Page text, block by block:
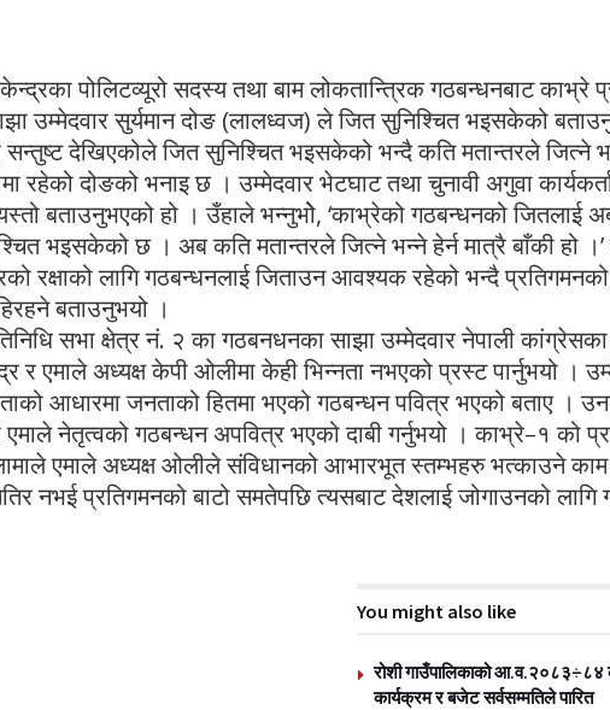
पोलिटव्यूरो सदस्य तथा बाम लोकतान्त्रिक गठबन्धनबाट काभ्रे
उम्मेदवार सुर्यमान दोङ (लालध्वज) ले जित सुनिश्चित भइसकेको
देखिएकोले जित सुनिश्चित भइसकेको भन्दै कति मतान्तरले जित्ने
रहेको दोङको भनाइ छ । उम्मेदवार भेटघाट तथा चुनावी अगुवा
बताउनुभएको हो । उँहाले भन्नुभोे, ‘काभ्रेको गठबन्धनको जितलाई
भइसकेको छ । अब कति मतान्तरले जित्ने भन्ने हेर्न मात्रै बाँकी हो
रक्षाको लागि गठबन्धनलाई जिताउन आवश्यक रहेको भन्दै
बताउनुभयो ।
सभा क्षेत्र नं. २ का गठबनधनका साझा उम्मेदवार नेपाली
र एमाले अध्यक्ष केपी ओलीमा केही भिन्नता नभएको प्रस्ट पार्नुभयो ।
आधारमा जनताको हितमा भएको गठबन्धन पवित्र भएको बताए ।
नेतृत्वको गठबन्धन अपवित्र भएको दाबी गर्नुभयो । काभ्रे–१ को
एमाले अध्यक्ष ओलीले संविधानको आभारभूत स्तम्भहरु भत्काउने
नभई प्रतिगमनको बाटो समतेपछि त्यसबाट देशलाई जोगाउनको लागि
You might also like
रोशी गाउँपालिकाको आ.व.२०८३÷८४
कार्यक्रम र बजेट सर्वसम्मतिले पारित